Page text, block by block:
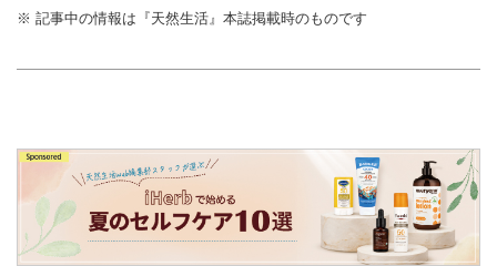
※ 記事中の情報は『天然生活』本誌掲載時のものです